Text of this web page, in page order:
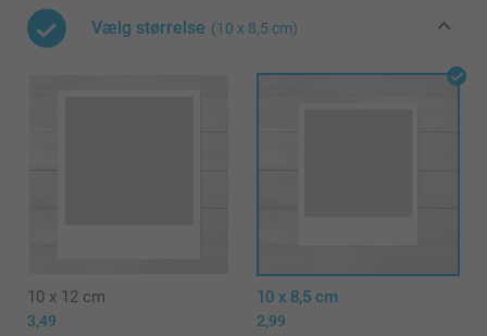
Vælg størrelse (10 x 8,5 cm)
10 x 12 cm
3,49
10 x 8,5 cm
2,99